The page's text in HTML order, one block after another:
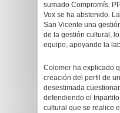
sumado Compromís.
Vox se ha abstenido.
San Vicente una
de la gestión cultural,
equipo, apoyando la
Colomer ha explicado
creación del perfil de
desestimada
defendiendo el
cultural que se realice